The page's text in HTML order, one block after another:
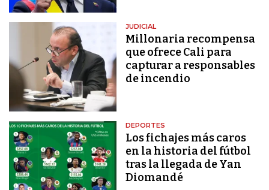
JUDICIAL
Millonaria recompensa
que ofrece Cali para
capturar a responsables
de incendio
DEPORTES
Los fichajes más caros
en la historia del fútbol
tras la llegada de Yan
Diomandé